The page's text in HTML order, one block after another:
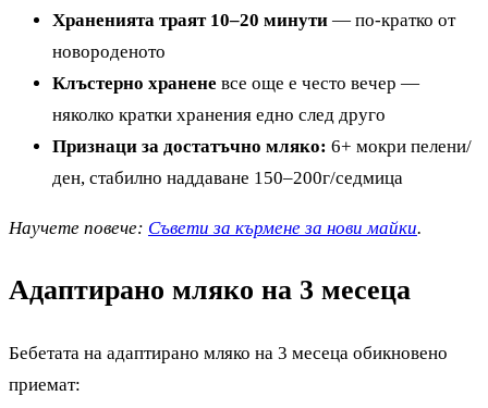
Храненията траят 10–20 минути — по-кратко от
новороденото
Клъстерно хранене все още е често вечер —
няколко кратки хранения едно след друго
Признаци за достатъчно мляко: 6+ мокри пелени/
ден, стабилно наддаване 150–200г/седмица
Научете повече: Съвети за кърмене за нови майки.
Адаптирано мляко на 3 месеца
Бебетата на адаптирано мляко на 3 месеца обикновено
приемат: